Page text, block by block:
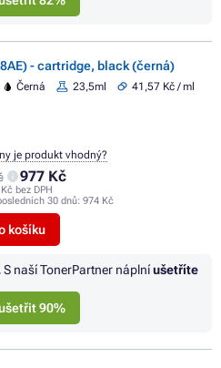
- cartridge, black (černá)
Černá 23,5ml
41,57 Kč / ml
977 Kč
bez DPH
30 dnů: 974 Kč
košíku
je produkt vhodný?
S naší TonerPartner náplníušetříte
90%